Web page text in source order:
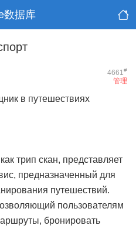
数据库
4661#
管理
в путешествиях
трип скан, представляет
предназначенный для
путешествий.
пользователям
бронировать